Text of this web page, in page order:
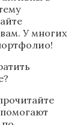
У многих